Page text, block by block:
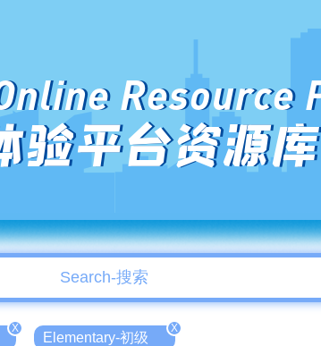
Resource
验平台资源库
X
Elementary-初级
X